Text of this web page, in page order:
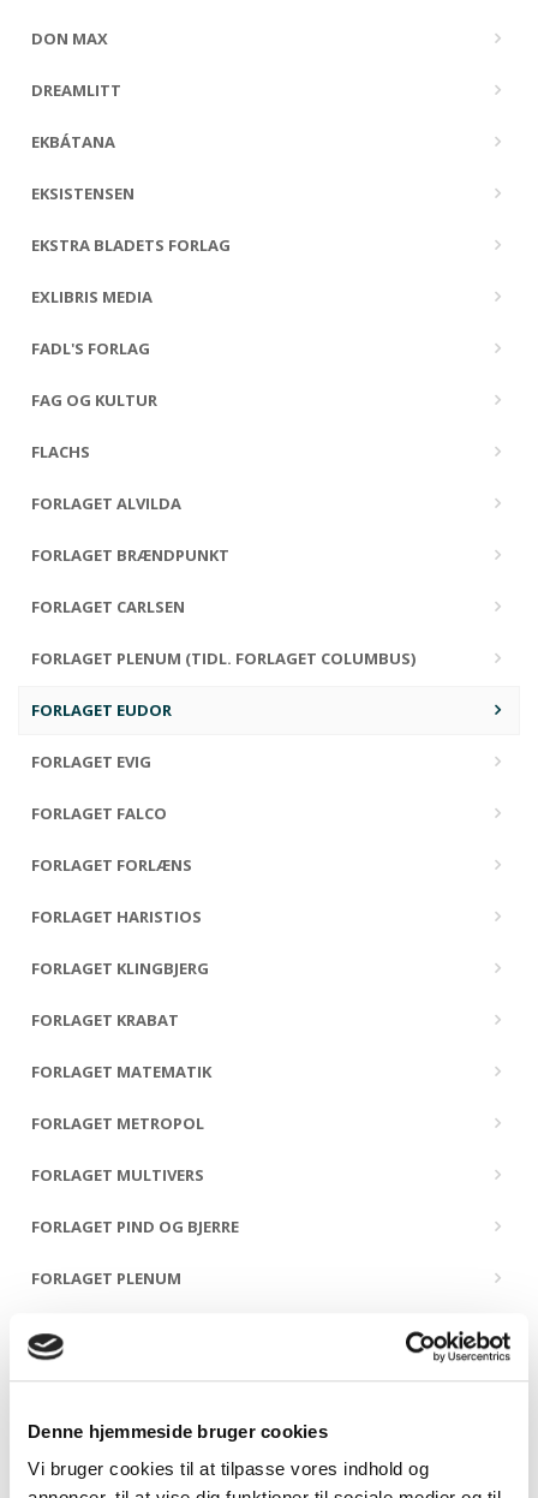
Denne hjemmeside bruger cookies
Vi bruger cookies til at tilpasse vores indhold og
DON MAX
DREAMLITT
EKBÁTANA
EKSISTENSEN
EKSTRA BLADETS FORLAG
EXLIBRIS MEDIA
FADL'S FORLAG
FAG OG KULTUR
FLACHS
FORLAGET ALVILDA
FORLAGET BRÆNDPUNKT
FORLAGET CARLSEN
FORLAGET PLENUM (TIDL. FORLAGET COLUMBUS)
FORLAGET EUDOR
FORLAGET EVIG
FORLAGET FALCO
FORLAGET FORLÆNS
FORLAGET HARISTIOS
FORLAGET KLINGBJERG
FORLAGET KRABAT
FORLAGET MATEMATIK
FORLAGET METROPOL
FORLAGET MULTIVERS
FORLAGET PIND OG BJERRE
FORLAGET PLENUM
FORLAGET PRESSTO
FORLAGET PØHLER
FORLAGET SIDSTE ÅRHUNDREDE
FORLAGET SNEPRYD